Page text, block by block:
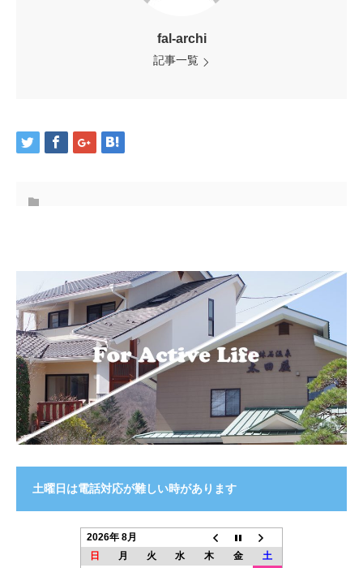
fal-archi
記事一覧
土曜日は電話対応が難しい時があります
2026年 8月
日
月 火 水 木 金
土